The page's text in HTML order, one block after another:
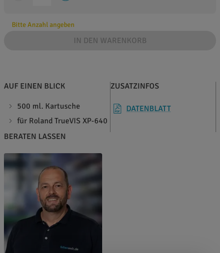
Bitte Anzahl angeben
IN DEN WARENKORB
AUF EINEN BLICK
500 ml. Kartusche
für Roland TrueVIS XP-640
ZUSATZINFOS
DATENBLATT
BERATEN LASSEN